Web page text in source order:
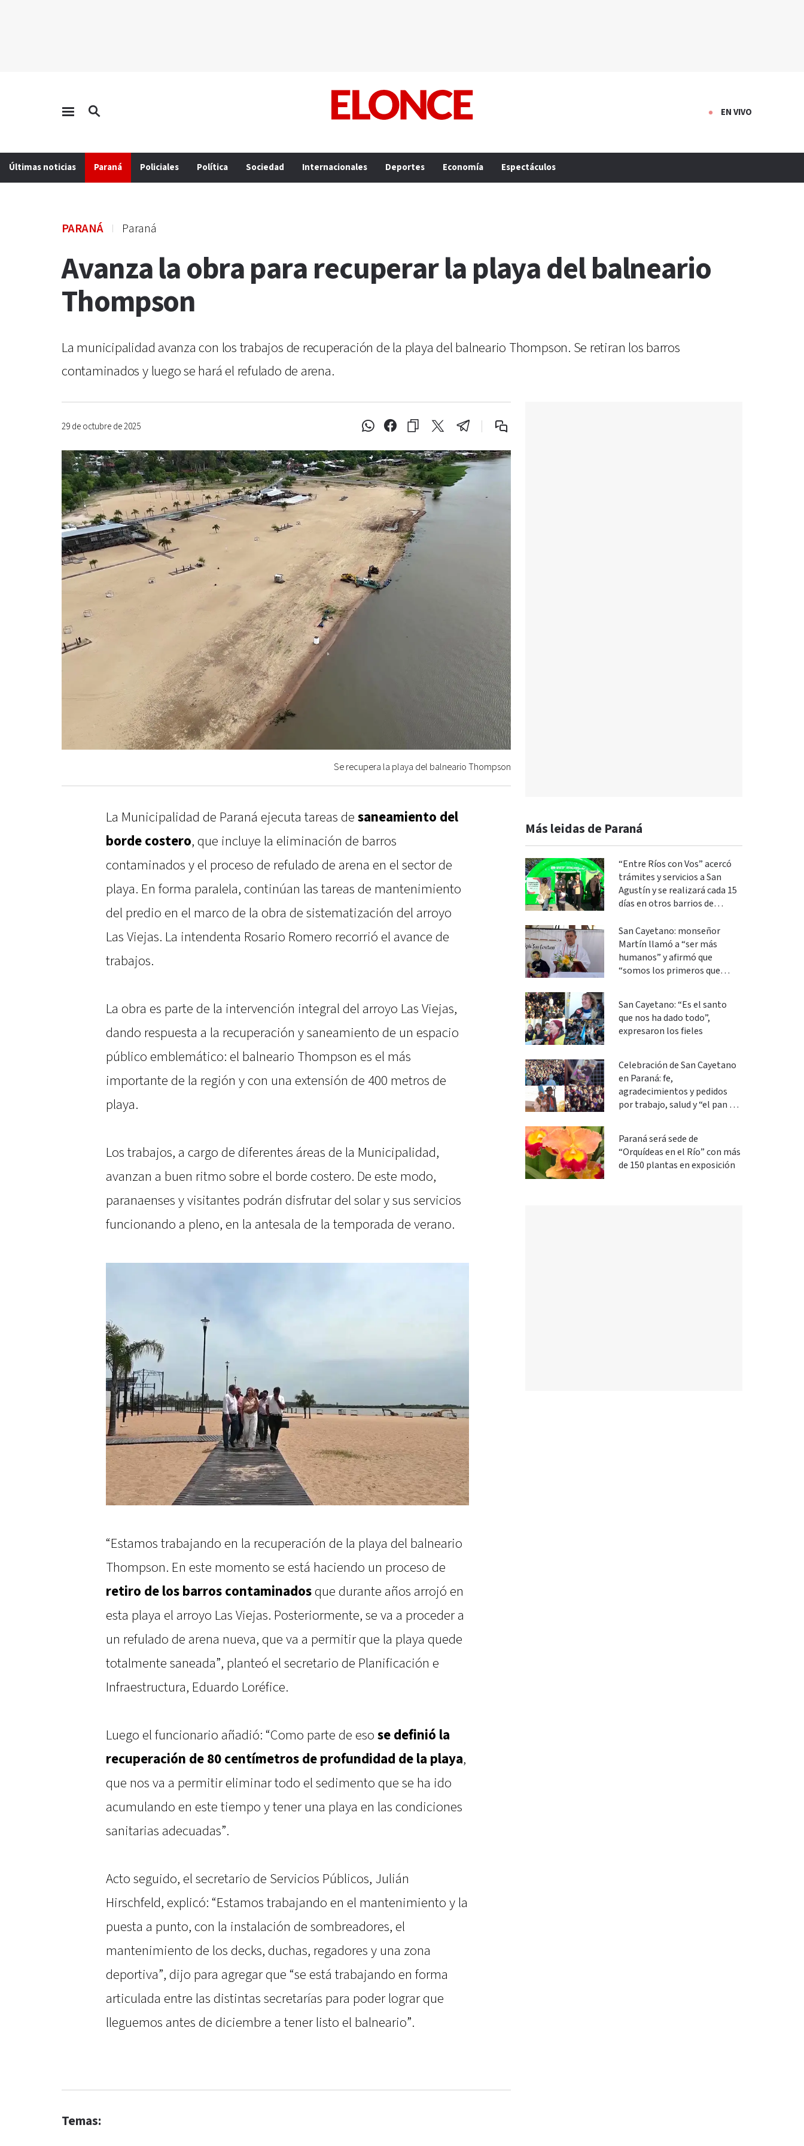
EN VIVO
Últimas noticias Paraná Policiales Política Sociedad Internacionales Deportes Economía Espectáculos
PARANÁ Paraná
Avanza la obra para recuperar la playa del balneario
Thompson
La municipalidad avanza con los trabajos de recuperación de la playa del balneario Thompson. Se retiran los barros
contaminados y luego se hará el refulado de arena.
29 de octubre de 2025
Se recupera la playa del balneario Thompson
La Municipalidad de Paraná ejecuta tareas de saneamiento del
borde costero, que incluye la eliminación de barros
contaminados y el proceso de refulado de arena en el sector de
playa. En forma paralela, continúan las tareas de mantenimiento
del predio en el marco de la obra de sistematización del arroyo
Las Viejas. La intendenta Rosario Romero recorrió el avance de
trabajos.
La obra es parte de la intervención integral del arroyo Las Viejas,
dando respuesta a la recuperación y saneamiento de un espacio
público emblemático: el balneario Thompson es el más
importante de la región y con una extensión de 400 metros de
playa.
Los trabajos, a cargo de diferentes áreas de la Municipalidad,
avanzan a buen ritmo sobre el borde costero. De este modo,
paranaenses y visitantes podrán disfrutar del solar y sus servicios
funcionando a pleno, en la antesala de la temporada de verano.
“Estamos trabajando en la recuperación de la playa del balneario
Thompson. En este momento se está haciendo un proceso de
retiro de los barros contaminadosque durante años arrojó en
esta playa el arroyo Las Viejas. Posteriormente, se va a proceder a
un refulado de arena nueva, que va a permitir que la playa quede
totalmente saneada”, planteó el secretario de Planificación e
Infraestructura, Eduardo Loréfice.
Luego el funcionario añadió: “Como parte de eso se definió la
recuperación de 80 centímetros de profundidad de la playa,
que nos va a permitir eliminar todo el sedimento que se ha ido
acumulando en este tiempo y tener una playa en las condiciones
sanitarias adecuadas”.
Acto seguido, el secretario de Servicios Públicos, Julián
Hirschfeld, explicó: “Estamos trabajando en el mantenimiento y la
puesta a punto, con la instalación de sombreadores, el
mantenimiento de los decks, duchas, regadores y una zona
deportiva”, dijo para agregar que “se está trabajando en forma
articulada entre las distintas secretarías para poder lograr que
lleguemos antes de diciembre a tener listo el balneario”.
Temas:
Más leidas de Paraná
“Entre Ríos con Vos” acercó
trámites y servicios a San
Agustín y se realizará cada 15
días en otros barrios de
San Cayetano: monseñor
Martín llamó a “ser más
humanos” y afirmó que
“somos los primeros que
San Cayetano: “Es el santo
que nos ha dado todo”,
expresaron los fieles
Celebración de San Cayetano
en Paraná: fe,
agradecimientos y pedidos
por trabajo, salud y “el pan de
Paraná será sede de
“Orquídeas en el Río” con más
de 150 plantas en exposición